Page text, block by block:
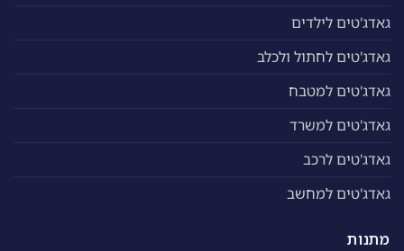
גאדג'טים לילדים
גאדג'טים לחתול ולכלב
גאדג'טים למטבח
גאדג'טים למשרד
גאדג'טים לרכב
גאדג'טים למחשב
מתנות